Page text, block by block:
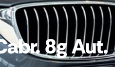
8g Aut.